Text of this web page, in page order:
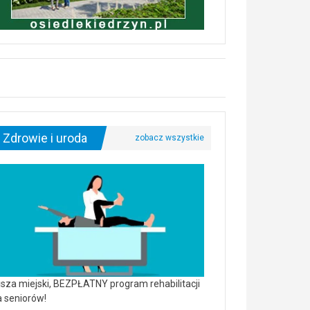
Zdrowie i uroda
miejski, BEZPŁATNY program rehabilitacji
seniorów!